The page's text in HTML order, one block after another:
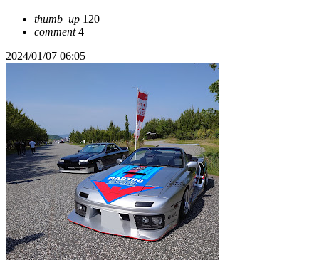
thumb_up 120
comment4
2024/01/07 06:05